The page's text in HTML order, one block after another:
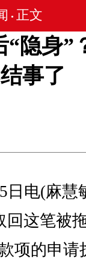
• 正文
隐身”
事了
电(麻慧
回这笔被
项的申请